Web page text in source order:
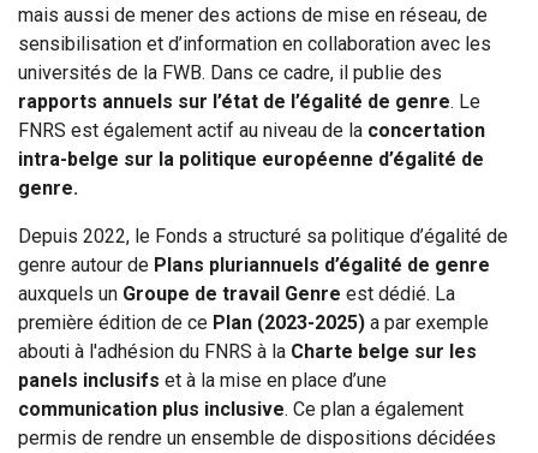
mais aussi de mener des actions de mise en réseau, de
sensibilisation et d’information en collaboration avec les
universités de la FWB. Dans ce cadre, il publie des
rapports annuels sur l’état de l’égalité de genre. Le
FNRS est également actif au niveau de la concertation
intra-belge sur la politique européenne d’égalité de
genre.
Depuis 2022, le Fonds a structuré sa politique d’égalité de
genre autour de Plans pluriannuels d’égalité de genre
auxquels un Groupe de travail Genre est dédié. La
première édition de ce Plan (2023-2025) a par exemple
abouti à l'adhésion du FNRS à la Charte belge sur les
panels inclusifs et à la mise en place d’une
communication plus inclusive. Ce plan a également
permis de rendre un ensemble de dispositions décidées